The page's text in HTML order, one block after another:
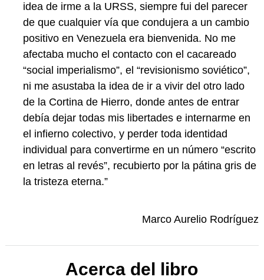
idea de irme a la URSS, siempre fui del parecer
de que cualquier vía que condujera a un cambio
positivo en Venezuela era bienvenida. No me
afectaba mucho el contacto con el cacareado
“social imperialismo”, el “revisionismo soviético”,
ni me asustaba la idea de ir a vivir del otro lado
de la Cortina de Hierro, donde antes de entrar
debía dejar todas mis libertades e internarme en
el infierno colectivo, y perder toda identidad
individual para convertirme en un número “escrito
en letras al revés”, recubierto por la pátina gris de
la tristeza eterna.”
Marco Aurelio Rodríguez
Acerca del libro